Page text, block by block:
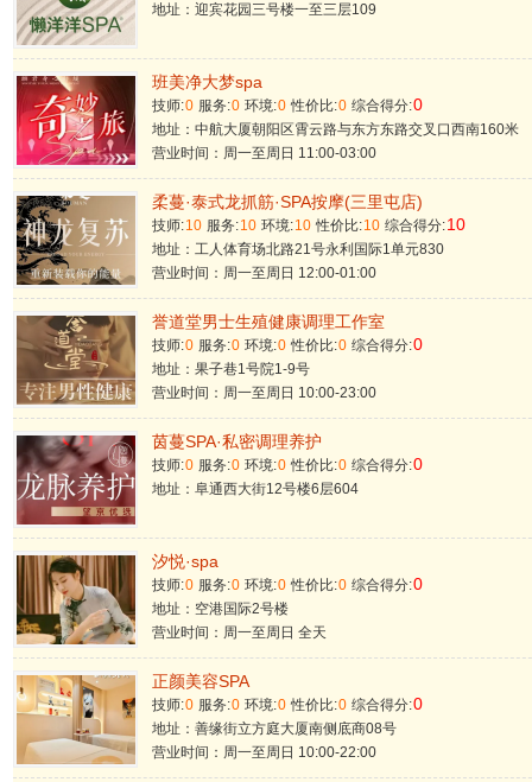
地址：迎宾花园三号楼一至三层109
班美净大梦spa
技师:0 服务:0 环境:0 性价比:0 综合得分:0
地址：中航大厦朝阳区霄云路与东方东路交叉口西南160米
营业时间：周一至周日 11:00-03:00
柔蔓·泰式龙抓筋·SPA按摩(三里屯店)
技师:10 服务:10 环境:10 性价比:10 综合得分:10
地址：工人体育场北路21号永利国际1单元830
营业时间：周一至周日 12:00-01:00
誉道堂男士生殖健康调理工作室
技师:0 服务:0 环境:0 性价比:0 综合得分:0
地址：果子巷1号院1-9号
营业时间：周一至周日 10:00-23:00
茵蔓SPA·私密调理养护
技师:0 服务:0 环境:0 性价比:0 综合得分:0
地址：阜通西大街12号楼6层604
汐悦·spa
技师:0 服务:0 环境:0 性价比:0 综合得分:0
地址：空港国际2号楼
营业时间：周一至周日 全天
正颜美容SPA
技师:0 服务:0 环境:0 性价比:0 综合得分:0
地址：善缘街立方庭大厦南侧底商08号
营业时间：周一至周日 10:00-22:00